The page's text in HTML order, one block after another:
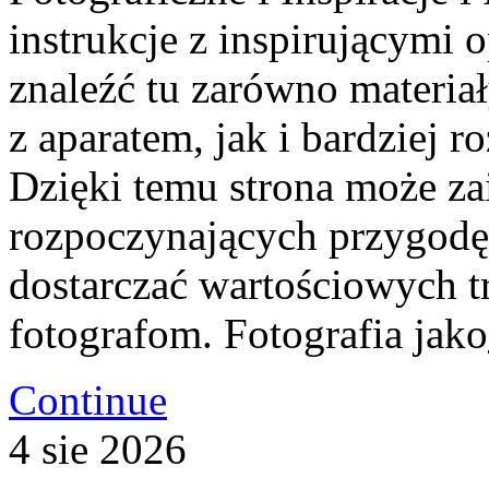
instrukcje z inspirującymi
znaleźć tu zarówno
z aparatem, jak i bardziej
Dzięki temu strona może
rozpoczynających
dostarczać wartościowych
fotografom. Fotografia jako
Continue
4 sie 2026